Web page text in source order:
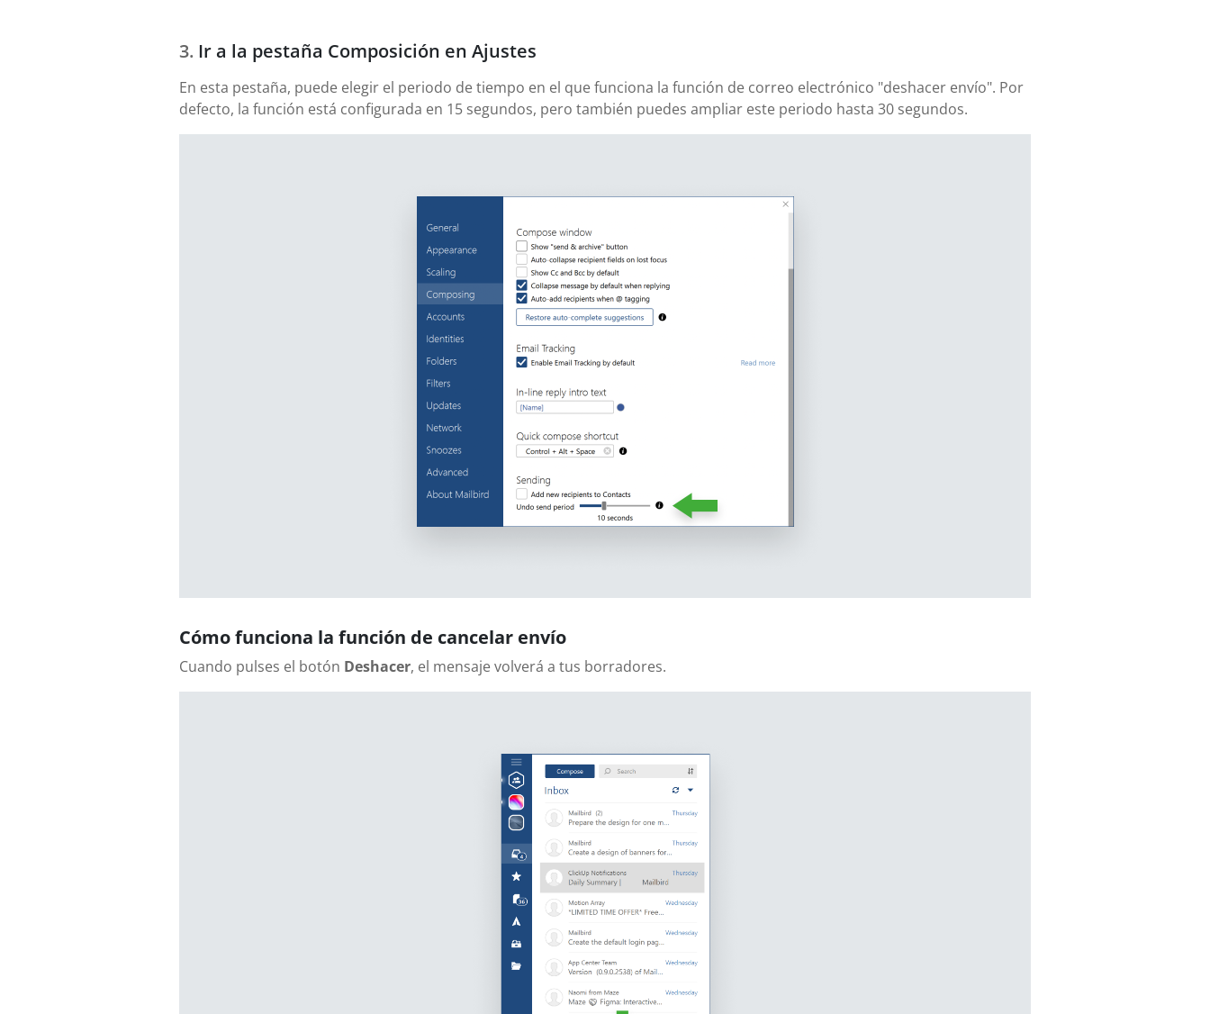
Ir a la pestaña Composición en Ajustes
En esta pestaña, puede elegir el periodo de tiempo en el que funciona la función de correo electrónico "deshacer envío". Por
defecto, la función está configurada en 15 segundos, pero también puedes ampliar este periodo hasta 30 segundos.
Cómo funciona la función de cancelar envío
Cuando pulses el botón Deshacer, el mensaje volverá a tus borradores.